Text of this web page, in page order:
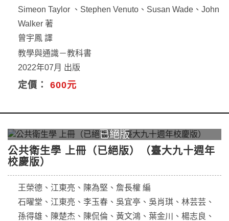
Simeon Taylor 、Stephen Venuto、Susan Wade、John
Walker 著
曾宇鳳 譯
教學與通識－教科書
2022年07月 出版
定價： 600元
公共衛生學 上冊（已絕版）（臺大九十週年
校慶版）
王榮德、江東亮、陳為堅、詹長權 編
石曜堂、江東亮、李玉春、吳宜亭、吳肖琪、林芸芸、
孫得雄、陳楚杰、陳侃倫、黃文鴻、葉金川、楊志良、